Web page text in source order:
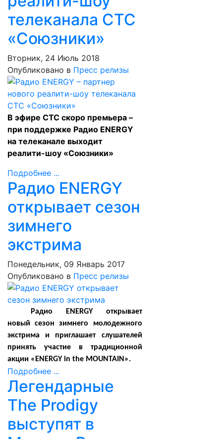
телеканала СТС
«Союзники»
Вторник, 24 Июль 2018
Опубликовано в Пресс релизы
В эфире СТС скоро премьера –
при поддержке Радио ENERGY
на телеканале выходит
реалити-шоу «Союзники»
Подробнее ...
Радио ENERGY
открывает сезон
зимнего
экстрима
Понедельник, 09 Январь 2017
Опубликовано в Пресс релизы
Радио ENERGY открывает
новый сезон зимнего молодежного
экстрима и приглашает слушателей
принять участие в традиционной
акции « ENERGY in the MOUNTAIN ».
Подробнее ...
Легендарные
The Prodigy
выступят в